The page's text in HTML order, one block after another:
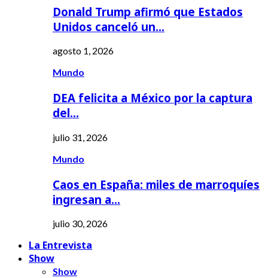
Donald Trump afirmó que Estados
Unidos canceló un…
agosto 1, 2026
Mundo
DEA felicita a México por la captura
del…
julio 31, 2026
Mundo
Caos en España: miles de marroquíes
ingresan a…
julio 30, 2026
La Entrevista
Show
Show